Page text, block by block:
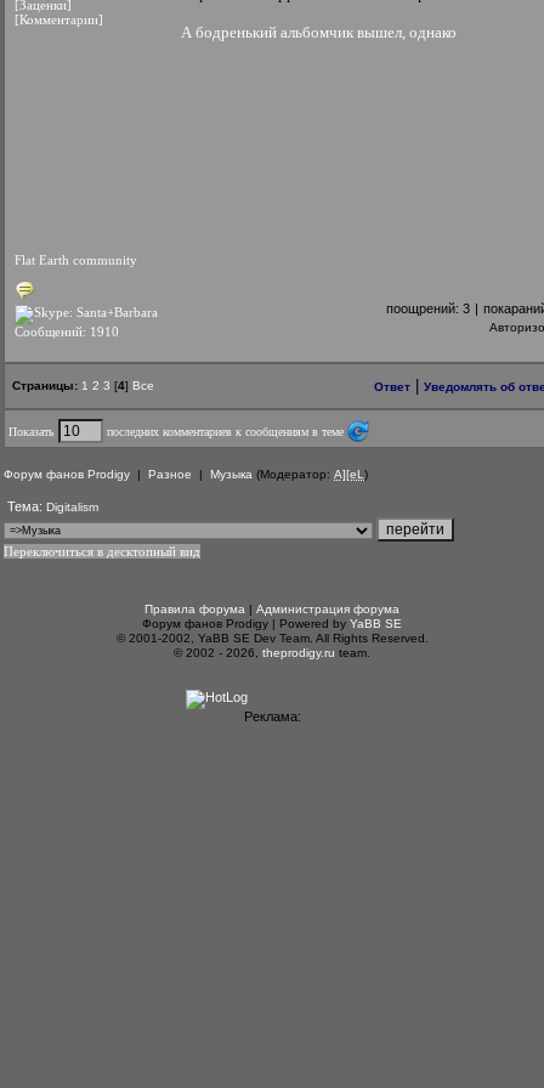
[Заценки]
[Комментарии]
Flat Earth community
Сообщений: 1910
А бодренький альбомчик вышел, однако
поощрений: 3 |
Страницы: 1 2 3 [4] Все Ответ Уведомлять об
Показать последних комментариев к сообщениям в теме
Форум фанов Prodigy | Разное | Музыка (Модератор: A][eL )
Тема: Digitalism
Переключиться в десктопный вид
Правила форума | Администрация форума
Форум фанов Prodigy | Powered by YaBB SE
© 2001-2002, YaBB SE Dev Team. All Rights Reserved.
© 2002 - 2026, theprodigy.ru team.
Реклама: